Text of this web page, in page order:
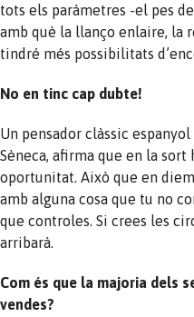
tots els paràmetres -el pes
amb què la llanço enlaire, la
tindré més possibilitats
No en tinc cap dubte!
Un pensador clàssic
Sèneca, afirma que en la
oportunitat. Això que en
amb alguna cosa que tu no
que controles. Si crees les
arribarà.
Com és que la majoria dels
vendes?